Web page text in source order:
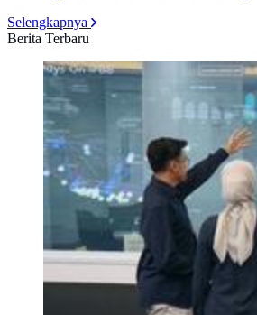
Selengkapnya
Berita Terbaru